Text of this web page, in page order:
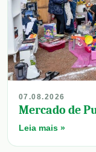
07.08.2026
Mercado de
Leia mais »